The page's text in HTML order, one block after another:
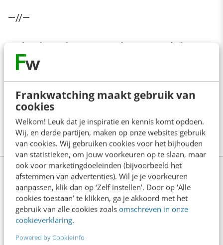
Frankwatching maakt gebruik van
cookies
Welkom! Leuk dat je inspiratie en kennis komt opdoen.
Wij, en derde partijen, maken op onze websites gebruik
van cookies. Wij gebruiken cookies voor het bijhouden
van statistieken, om jouw voorkeuren op te slaan, maar
ook voor marketingdoeleinden (bijvoorbeeld het
afstemmen van advertenties). Wil je je voorkeuren
aanpassen, klik dan op ‘Zelf instellen’. Door op ‘Alle
cookies toestaan’ te klikken, ga je akkoord met het
gebruik van alle cookies zoals omschreven in onze
cookieverklaring.
Powered by CookieInfo
—//—
Richard van den Boogaardis expert als het gaat
om de combinatie omroep en interactie. Hij
houdt zich bezig met (interactieve) video via
branded channels en was betrokken bij content
sharing-projecten voor
Hyvesen Brabants Dagblad.
Hoe maak je swingende unieke
content?
Om als organisatie je doelgroep online te overtuigen
moet je met een verhaal komen dat raakt, vermaakt